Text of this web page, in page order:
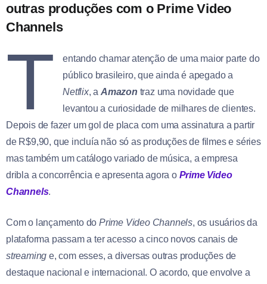
outras produções com o Prime Video
Channels
T
entando chamar atenção de uma maior parte do
público brasileiro, que ainda é apegado a
Netflix, aAmazon traz uma novidade que
levantou a curiosidade de milhares de clientes.
Depois de fazer um gol de placa com uma assinatura a partir
de R$9,90, que incluía não só as produções de filmes e séries
mas também um catálogo variado de música, a empresa
dribla a concorrência e apresenta agora o Prime Video
Channels.
Com o lançamento do Prime Video Channels, os usuários da
plataforma passam a ter acesso a cinco novos canais de
streaming e, com esses, a diversas outras produções de
destaque nacional e internacional. O acordo, que envolve a